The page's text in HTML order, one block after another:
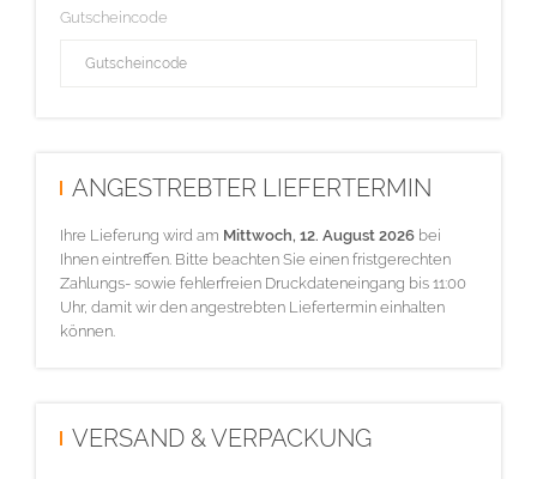
Gutscheincode
ANGESTREBTER LIEFERTERMIN
Ihre Lieferung wird am Mittwoch, 12. August 2026 bei
Ihnen eintreffen. Bitte beachten Sie einen fristgerechten
Zahlungs- sowie fehlerfreien Druckdateneingang bis 11:00
Uhr, damit wir den angestrebten Liefertermin einhalten
können.
VERSAND & VERPACKUNG